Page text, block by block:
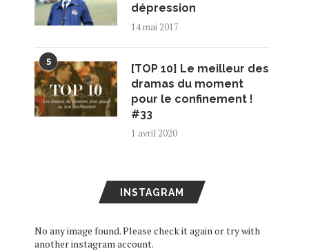
dépression
14 mai 2017
5
[TOP 10] Le meilleur des
dramas du moment
pour le confinement !
#33
1 avril 2020
INSTAGRAM
No any image found. Please check it again or try with
another instagram account.